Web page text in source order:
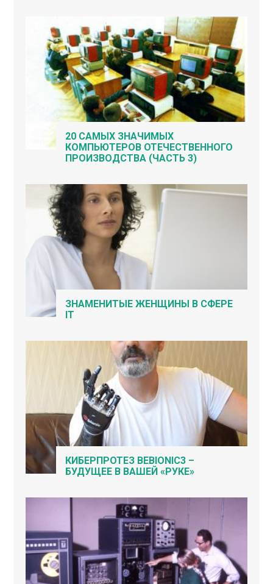
20 САМЫХ ЗНАЧИМЫХ
КОМПЬЮТЕРОВ ОТЕЧЕСТВЕННОГО
ПРОИЗВОДСТВА (ЧАСТЬ 3)
ЗНАМЕНИТЫЕ ЖЕНЩИНЫ В СФЕРЕ
IT
КИБЕРПРОТЕЗ BEBIONIC3 –
БУДУЩЕЕ В ВАШЕЙ «РУКЕ»